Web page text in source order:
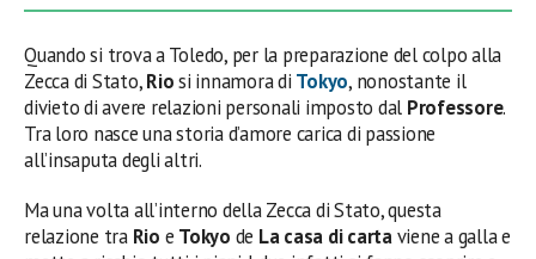
Quando si trova a Toledo, per la preparazione del colpo alla
Zecca di Stato,Riosi innamora di Tokyo, nonostante il
divieto di avere relazioni personali imposto dal Professore.
Tra loro nasce una storia d’amore carica di passione
all’insaputa degli altri.
Ma una volta all’interno della Zecca di Stato, questa
relazione tra Rio e Tokyo de La casa di cartaviene a galla e